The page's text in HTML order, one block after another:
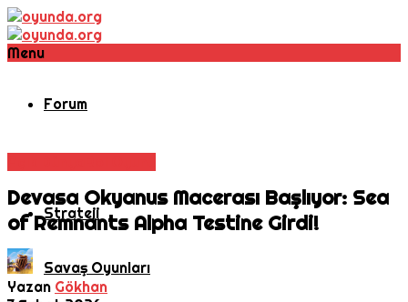
Menu
Forum
Aksiyon
Strateji
Savaş Oyunları
Devasa Okyanus Macerası Başlıyor: Sea
of Remnants Alpha Testine Girdi!
Yazan Gökhan